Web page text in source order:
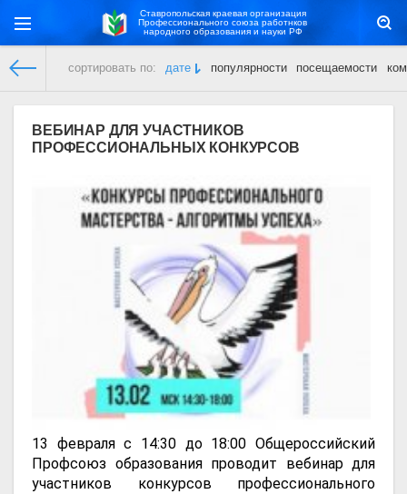
Ставропольская краевая организация
Профессионального союза работнков
народного образования и науки РФ
сортировать по: дате популярности посещаемости
ВЕБИНАР ДЛЯ УЧАСТНИКОВ
ПРОФЕССИОНАЛЬНЫХ КОНКУРСОВ
13 февраля с 14:30 до 18:00 Общероссийский
Профсоюз образования проводит вебинар для
участников конкурсов профессионального